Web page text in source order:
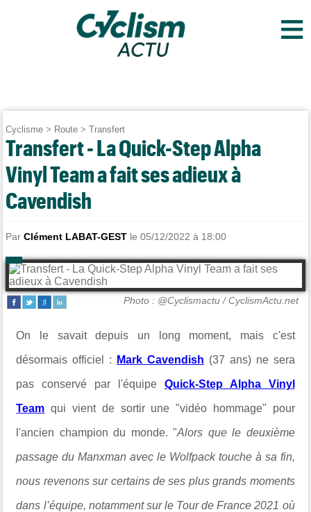
≡
Cyclisme > Route >Transfert
Transfert - La Quick-Step Alpha
Vinyl Team a fait ses adieux à
Cavendish
ParClément LABAT-GEST le 05/12/2022 à 18:00
Photo : @Cyclismactu / CyclismActu.net
On le savait depuis un long moment, mais c'est
désormais officiel : Mark Cavendish (37 ans) ne sera
pas conservé par l'équipe Quick-Step Alpha Vinyl
Team qui vient de sortir une "vidéo hommage" pour
l'ancien champion du monde. "Alors que le deuxième
passage du Manxman avec le Wolfpack touche à sa fin,
nous revenons sur certains de ses plus grands moments
dans l’équipe, notamment sur le Tour de France 2021 où